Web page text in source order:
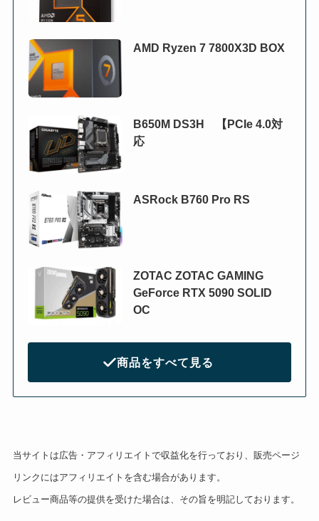
AMD Ryzen 7 7800X3D BOX
B650M DS3H 【PCIe 4.0対
応
ASRock B760 Pro RS
ZOTAC ZOTAC GAMING
GeForce RTX 5090 SOLID
OC
商品をすべて見る
当サイトは広告・アフィリエイトで収益化を行っており、販売ページ
リンクにはアフィリエイトを含む場合があります。
レビュー商品等の提供を受けた場合は、その旨を明記しております。